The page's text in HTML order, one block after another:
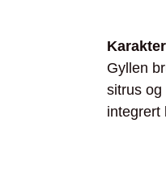
Gyllen
sitrus og
integrert